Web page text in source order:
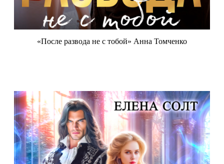
«После развода не с тобой» Анна Томченко